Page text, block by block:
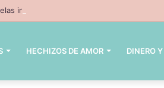
inpresindibles con magia negra
HECHIZOS DE AMOR DINERO